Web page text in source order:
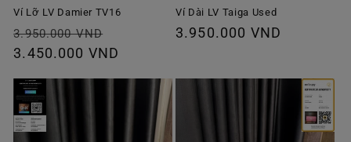
Ví Lỡ LV Damier TV16
Giá
thông
3.950.000 VND
ưu
3.450.000 VND
Ví Dài LV Taiga Used
Giá
3.950.000 VND